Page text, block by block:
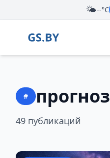
🌤️--°C
# прогноз
49 публикаций